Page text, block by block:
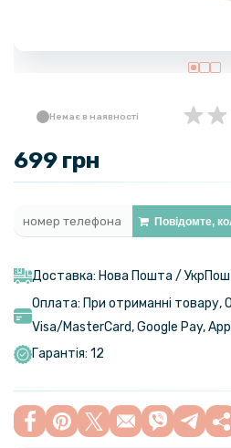
Немає в наявності
699 грн
Повідомте,
Доставка: Нова Пошта /
Оплата: При отриманні товару,
Visa/MasterСard, Google Pay,
Гарантія: 12